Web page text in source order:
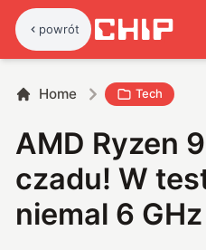
powrót
Home Tech
AMD Ryzen
czadu! W
niemal 6 GHz